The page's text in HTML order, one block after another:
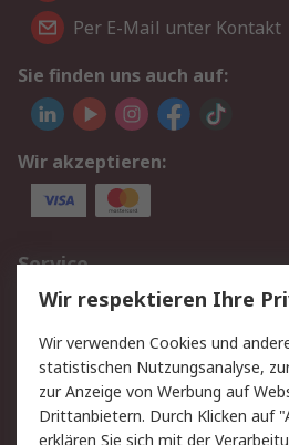
Per E-Mail unter Kontakt
Sie finden uns auch auf:
Wir akzeptieren:
Service
Value Added Services
Rücksendungen
Hilfe
Rechtliches
Wir respektieren Ihre
Wir verwenden Cookies und
statistischen Nutzungsanalyse,
zur Anzeige von Werbung auf
Drittanbietern. Durch Klicken auf
erklären Sie sich mit der